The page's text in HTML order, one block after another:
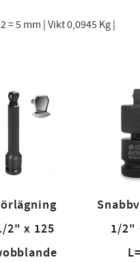
5 mm | Vikt 0,0945 Kg |
2" x 125
1/2"